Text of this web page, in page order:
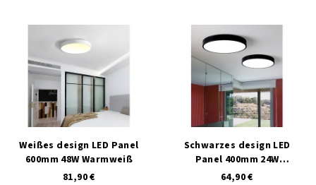
Weißes design LED Panel
600mm 48W Warmweiß
81,90 €
Schwarzes design LED
Panel 400mm 24W
Tageslicht
64,90 €